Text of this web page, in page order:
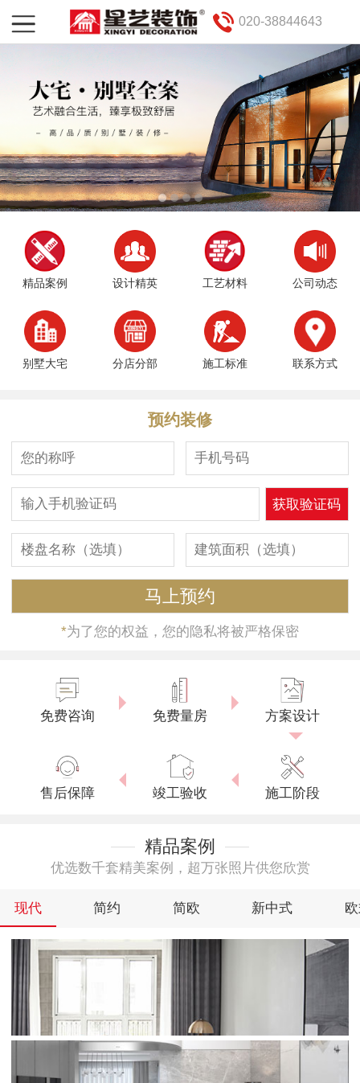
020-38844643
精品案例 设计精英 工艺材料 公司动态
别墅大宅 分店分部 施工标准 联系方式
预约装修
*为了您的权益，您的隐私将被严格保密
免费咨询 免费量房 方案设计
售后保障 竣工验收 施工阶段
精品案例
优选数千套精美案例，超万张照片供您欣赏
现代 简约 简欧 新中式